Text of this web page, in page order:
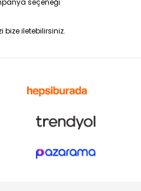
seçeneği
bize iletebilirsiniz.